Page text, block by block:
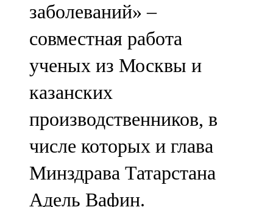
заболеваний» –
совместная работа
ученых из Москвы и
казанских
производственников, в
числе которых и глава
Минздрава Татарстана
Адель Вафин.